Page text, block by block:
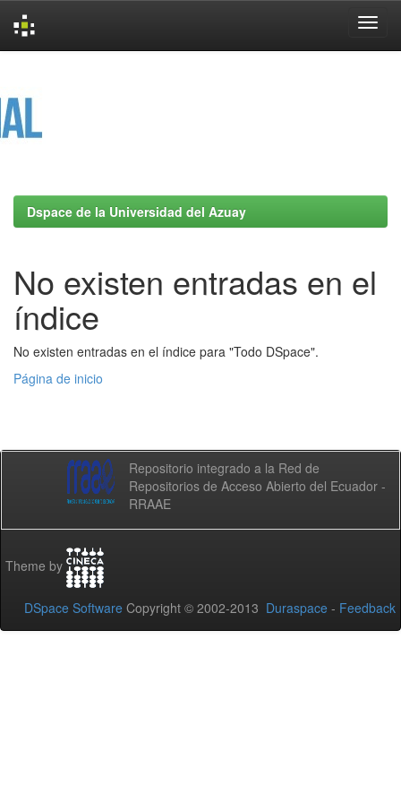
Dspace de la Universidad del Azuay
No existen entradas en el
índice
No existen entradas en el índice para "Todo DSpace".
Página de inicio
Repositorio integrado a la Red de
Repositorios de Acceso Abierto del Ecuador -
RRAAE
Theme by
DSpace Software Copyright © 2002-2013 Duraspace - Feedback